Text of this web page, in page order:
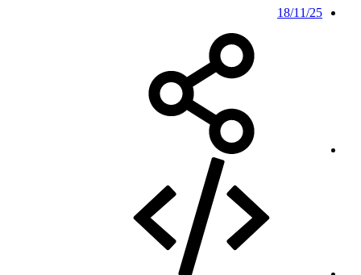
18/11/25